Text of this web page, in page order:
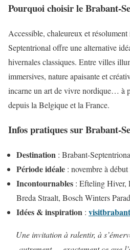
Pourquoi choisir le Brabant-
Accessible, chaleureux et
Septentrional offre une alternative
hivernales classiques. Entre villes
immersives, nature apaisante et
incarne un art de vivre nordique… à
depuis la Belgique et la France.
Infos pratiques sur Brabant-
Destination : Brabant-
Période idéale : novembre à début
Incontournables : Efteling Hiver,
Breda Straalt, Bosch Winters
Idées & inspiration :
Une invitation à ralentir, à